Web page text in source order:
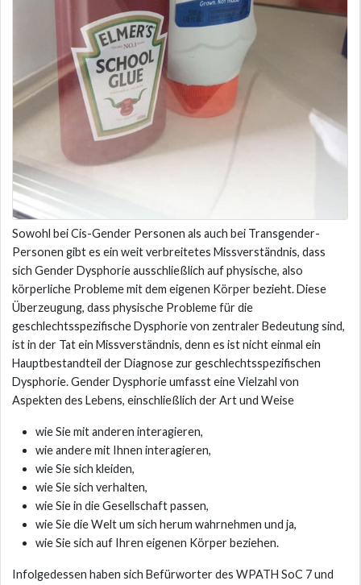
Sowohl bei Cis-Gender Personen als auch bei Transgender-
Personen gibt es ein weit verbreitetes Missverständnis, dass
sich Gender Dysphorie ausschließlich auf physische, also
körperliche Probleme mit dem eigenen Körper bezieht. Diese
Überzeugung, dass physische Probleme für die
geschlechtsspezifische Dysphorie von zentraler Bedeutung sind,
ist in der Tat ein Missverständnis, denn es ist nicht einmal ein
Hauptbestandteil der Diagnose zur geschlechtsspezifischen
Dysphorie. Gender Dysphorie umfasst eine Vielzahl von
Aspekten des Lebens, einschließlich der Art und Weise
wie Sie mit anderen interagieren,
wie andere mit Ihnen interagieren,
wie Sie sich kleiden,
wie Sie sich verhalten,
wie Sie in die Gesellschaft passen,
wie Sie die Welt um sich herum wahrnehmen und ja,
wie Sie sich auf Ihren eigenen Körper beziehen.
Infolgedessen haben sich Befürworter des WPATH SoC 7 und